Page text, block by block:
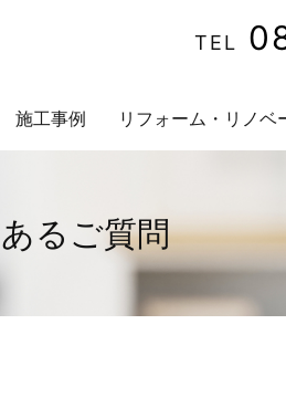
TEL
施工事例 リフォーム・リノベ
るご質問